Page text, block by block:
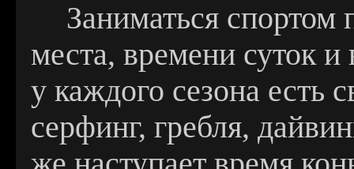
Заниматься спортом
места, времени суток
у каждого сезона есть
серфинг, гребля,